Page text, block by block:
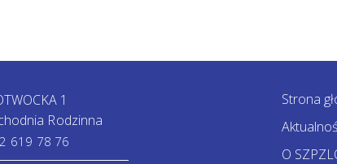
1
Rodzinna
619 78 76
Strona
O